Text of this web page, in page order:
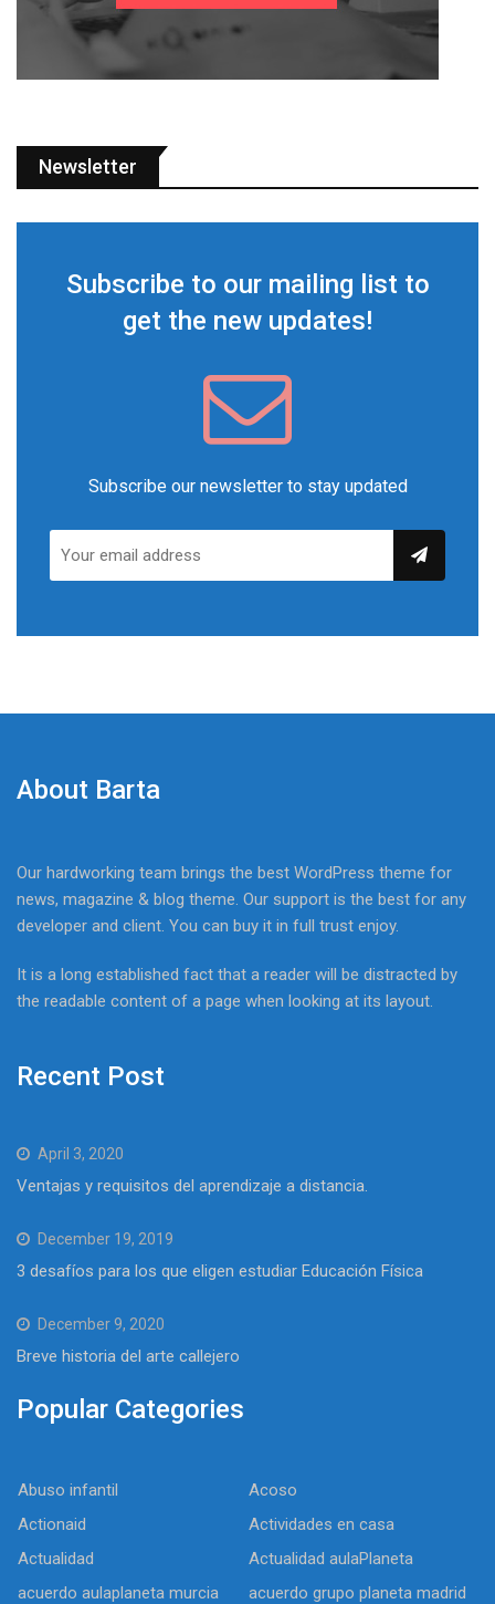
Newsletter
Subscribe to our mailing list to
get the new updates!
Subscribe our newsletter to stay updated
About Barta
Our hardworking team brings the best WordPress theme for
news, magazine & blog theme. Our support is the best for any
developer and client. You can buy it in full trust enjoy.
It is a long established fact that a reader will be distracted by
the readable content of a page when looking at its layout.
Recent Post
April 3, 2020
Ventajas y requisitos del aprendizaje a distancia.
December 19, 2019
3 desafíos para los que eligen estudiar Educación Física
December 9, 2020
Breve historia del arte callejero
Popular Categories
Abuso infantil
Acoso
Actionaid
Actividades en casa
Actualidad
Actualidad aulaPlaneta
acuerdo aulaplaneta murcia
acuerdo grupo planeta madrid